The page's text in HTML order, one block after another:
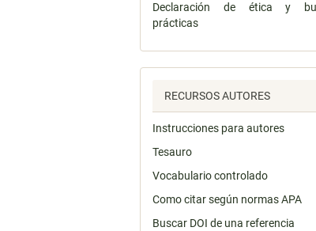
Declaración de ética y
prácticas
RECURSOS AUTORES
Instrucciones para autores
Tesauro
Vocabulario controlado
Como citar según normas APA
Buscar DOI de una referencia